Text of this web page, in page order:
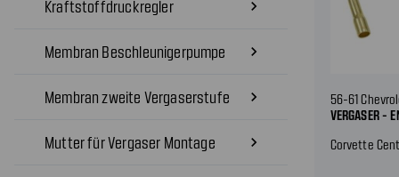
Kraftstoffdruckregler navigate_next
Membran Beschleunigerpumpe navigate_next
Membran zweite Vergaserstufe navigate_next
Mutter für Vergaser Montage navigate_next
56-61
VERGASER -
Corvette